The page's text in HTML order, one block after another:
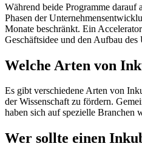
Während beide Programme
Phasen der
Monate beschränkt. Ein
Geschäftsidee und den Aufbau des
Welche Arten von
Es gibt verschiedene Arten von
der Wissenschaft zu fördern.
haben sich auf spezielle Branchen
Wer sollte einen